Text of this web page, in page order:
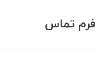
فرم تماس